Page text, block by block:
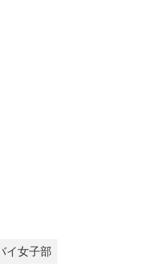
イ女子部